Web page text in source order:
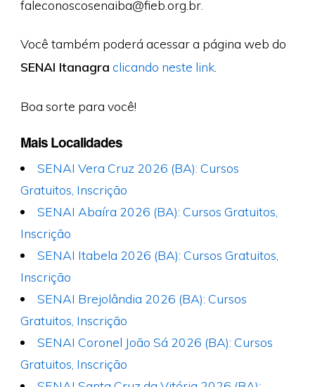
faleconoscosenaiba@fieb.org.br.
Você também poderá acessar a página web do
SENAI Itanagra clicando neste link.
Boa sorte para você!
Mais Localidades
SENAI Vera Cruz 2026 (BA): Cursos
Gratuitos, Inscrição
SENAI Abaíra 2026 (BA): Cursos Gratuitos,
Inscrição
SENAI Itabela 2026 (BA): Cursos Gratuitos,
Inscrição
SENAI Brejolândia 2026 (BA): Cursos
Gratuitos, Inscrição
SENAI Coronel João Sá 2026 (BA): Cursos
Gratuitos, Inscrição